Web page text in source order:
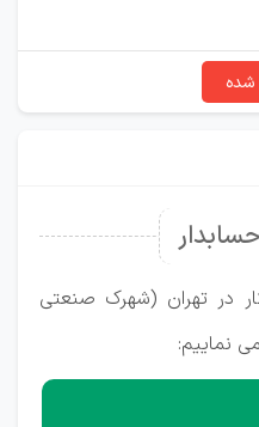
در تهران (شهرک صنعتی
نماییم: